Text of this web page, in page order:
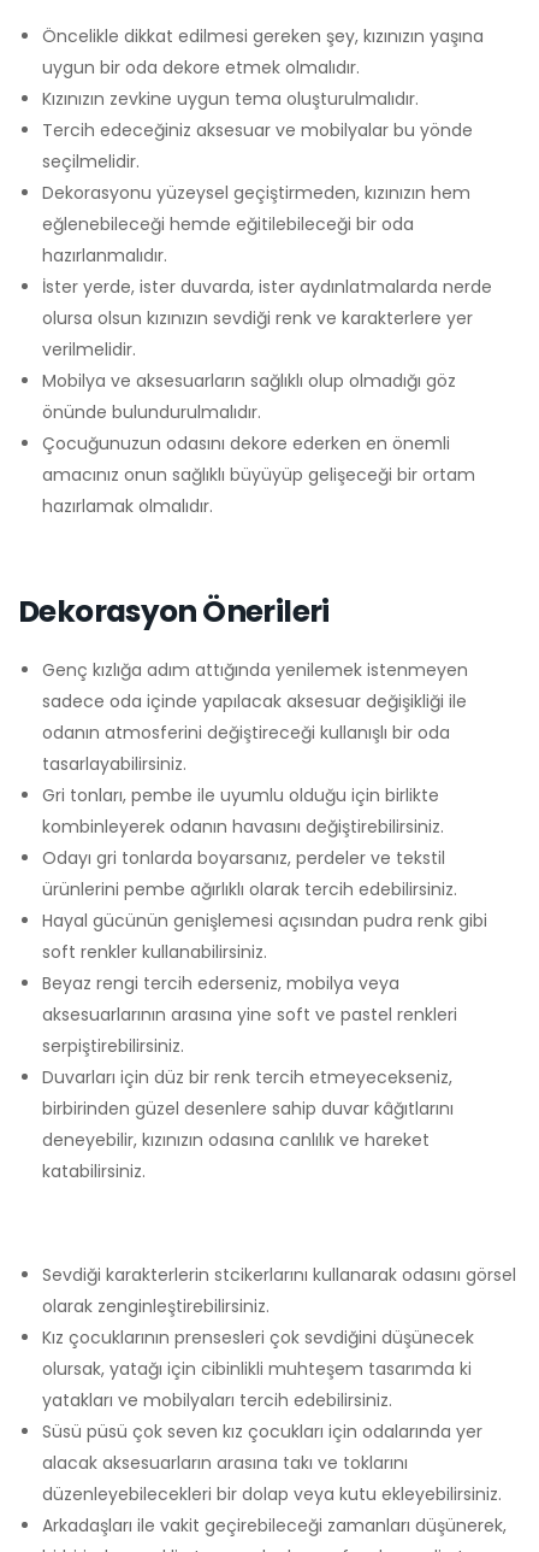
Öncelikle dikkat edilmesi gereken şey, kızınızın yaşına
uygun bir oda dekore etmek olmalıdır.
Kızınızın zevkine uygun tema oluşturulmalıdır.
Tercih edeceğiniz aksesuar ve mobilyalar bu yönde
seçilmelidir.
Dekorasyonu yüzeysel geçiştirmeden, kızınızın hem
eğlenebileceği hemde eğitilebileceği bir oda
hazırlanmalıdır.
İster yerde, ister duvarda, ister aydınlatmalarda nerde
olursa olsun kızınızın sevdiği renk ve karakterlere yer
verilmelidir.
Mobilya ve aksesuarların sağlıklı olup olmadığı göz
önünde bulundurulmalıdır.
Çocuğunuzun odasını dekore ederken en önemli
amacınız onun sağlıklı büyüyüp gelişeceği bir ortam
hazırlamak olmalıdır.
Dekorasyon Önerileri
Genç kızlığa adım attığında yenilemek istenmeyen
sadece oda içinde yapılacak aksesuar değişikliği ile
odanın atmosferini değiştireceği kullanışlı bir oda
tasarlayabilirsiniz.
Gri tonları, pembe ile uyumlu olduğu için birlikte
kombinleyerek odanın havasını değiştirebilirsiniz.
Odayı gri tonlarda boyarsanız, perdeler ve tekstil
ürünlerini pembe ağırlıklı olarak tercih edebilirsiniz.
Hayal gücünün genişlemesi açısından pudra renk gibi
soft renkler kullanabilirsiniz.
Beyaz rengi tercih ederseniz, mobilya veya
aksesuarlarının arasına yine soft ve pastel renkleri
serpiştirebilirsiniz.
Duvarları için düz bir renk tercih etmeyecekseniz,
birbirinden güzel desenlere sahip duvar kâğıtlarını
deneyebilir, kızınızın odasına canlılık ve hareket
katabilirsiniz.
Sevdiği karakterlerin stcikerlarını kullanarak odasını görsel
olarak zenginleştirebilirsiniz.
Kız çocuklarının prensesleri çok sevdiğini düşünecek
olursak, yatağı için cibinlikli muhteşem tasarımda ki
yatakları ve mobilyaları tercih edebilirsiniz.
Süsü püsü çok seven kız çocukları için odalarında yer
alacak aksesuarların arasına takı ve toklarını
düzenleyebilecekleri bir dolap veya kutu ekleyebilirsiniz.
Arkadaşları ile vakit geçirebileceği zamanları düşünerek,